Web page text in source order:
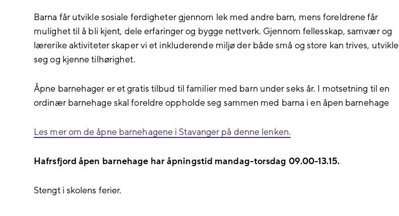
Barna får utvikle sosiale ferdigheter gjennom lek med andre barn, mens foreldrene får
mulighet til å bli kjent, dele erfaringer og bygge nettverk. Gjennom fellesskap, samvær og
lærerike aktiviteter skaper vi et inkluderende miljø der både små og store kan trives, utvikle
seg og kjenne tilhørighet.
Åpne barnehager er et gratis tilbud til familier med barn under seks år. I motsetning til en
ordinær barnehage skal foreldre oppholde seg sammen med barna i en åpen barnehage
Les mer om de åpne barnehagene i Stavanger på denne lenken.
Hafrsfjord åpen barnehage har åpningstid mandag-torsdag 09.00-13.15.
Stengt i skolens ferier.